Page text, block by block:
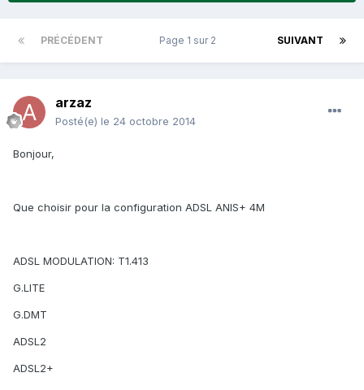
PRÉCÉDENT SUIVANT
Page 1 sur 2
arzaz
Posté(e) le 24 octobre 2014
Bonjour,
Que choisir pour la configuration ADSL ANIS+ 4M
ADSL MODULATION: T1.413
G.LITE
G.DMT
ADSL2
ADSL2+